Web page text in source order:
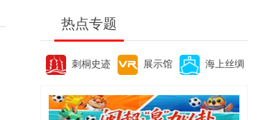
热点专题
刺桐史迹 展示馆 海上丝绸